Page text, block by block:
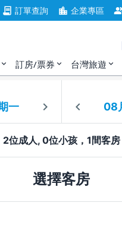
contract 訂單查詢 location_city 企業專區
expand_more 訂房/票券 expand_more 台灣旅遊 expand_more
2位成人, 0位小孩，1間客房
選擇客房